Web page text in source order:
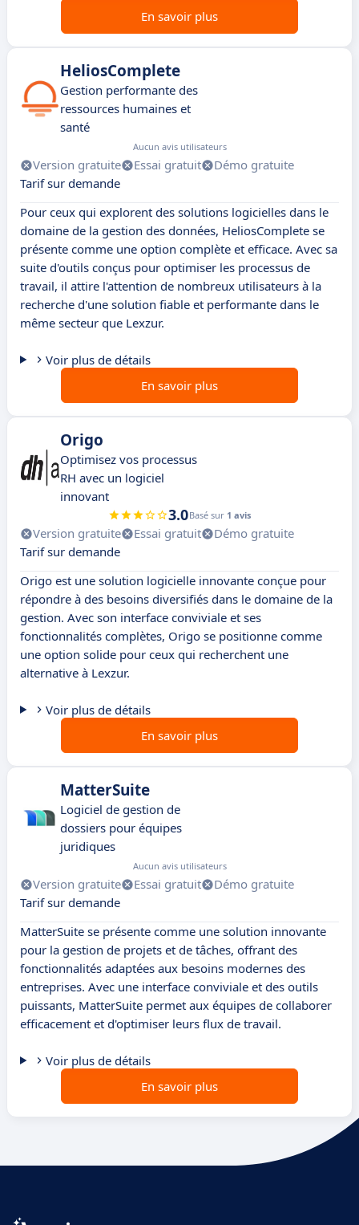
En savoir plus
HeliosComplete
Gestion performante des
ressources humaines et
santé
Aucun avis utilisateurs
Version gratuite Essai gratuit
Démo gratuite
Tarif sur demande
Pour ceux qui explorent des solutions logicielles dans le
domaine de la gestion des données, HeliosComplete se
présente comme une option complète et efficace. Avec sa
suite d'outils conçus pour optimiser les processus de
travail, il attire l'attention de nombreux utilisateurs à la
recherche d'une solution fiable et performante dans le
même secteur que Lexzur.
Voir plus de détails
En savoir plus
Origo
Optimisez vos processus
RH avec un logiciel
innovant
3.0Basé sur 1 avis
Version gratuite Essai gratuit
Démo gratuite
Tarif sur demande
Origo est une solution logicielle innovante conçue pour
répondre à des besoins diversifiés dans le domaine de la
gestion. Avec son interface conviviale et ses
fonctionnalités complètes, Origo se positionne comme
une option solide pour ceux qui recherchent une
alternative à Lexzur.
Voir plus de détails
En savoir plus
MatterSuite
Logiciel de gestion de
dossiers pour équipes
juridiques
Aucun avis utilisateurs
Version gratuite Essai gratuit
Démo gratuite
Tarif sur demande
MatterSuite se présente comme une solution innovante
pour la gestion de projets et de tâches, offrant des
fonctionnalités adaptées aux besoins modernes des
entreprises. Avec une interface conviviale et des outils
puissants, MatterSuite permet aux équipes de collaborer
efficacement et d'optimiser leurs flux de travail.
Voir plus de détails
En savoir plus